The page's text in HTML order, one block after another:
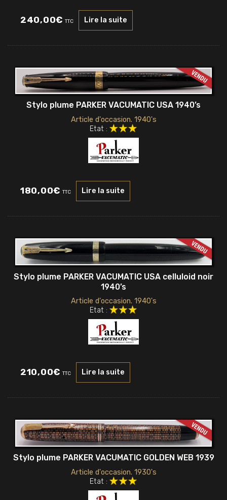
240,00€ TTC Lire la suite
Stylo plume PARKER VACUMATIC USA 1940’s
Article d'occasion. 1940's
Etat :
180,00€ TTC Lire la suite
Stylo plume PARKER VACUMATIC USA celluloid noir
1940’s
Article d'occasion. 1940's
Etat :
210,00€ TTC Lire la suite
Stylo plume PARKER VACUMATIC GOLDEN WEB 1939
Article d'occasion. 1930's
Etat :